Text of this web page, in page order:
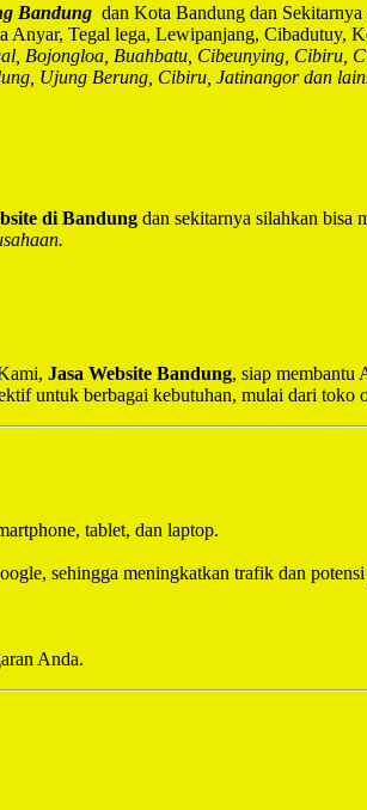
Bandung dan Kota Bandung dan
Tegal lega, Lewipanjang, Cibadutuy,
Bojongloa, Buahbatu, Cibeunying, Cibiru,
Ujung Berung, Cibiru, Jatinangor dan
di Bandung dan sekitarnya silahkan bisa
Jasa Website Bandung, siap membantu
untuk berbagai kebutuhan, mulai dari toko
tablet, dan laptop.
sehingga meningkatkan trafik dan
Anda.